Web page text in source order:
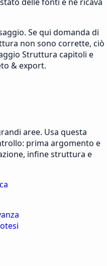
Se qui domanda di
non sono corrette, ciò
Struttura capitoli e
& export.
aree. Usa questa
prima argomento e
infine struttura e